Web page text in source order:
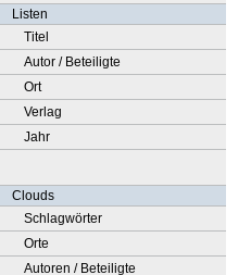
Listen
Titel
Autor / Beteiligte
Ort
Verlag
Jahr
Clouds
Schlagwörter
Orte
Autoren / Beteiligte